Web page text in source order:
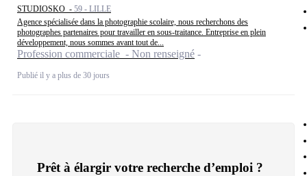
STUDIOSKO - 59 - LILLE
Agence spécialisée dans la photographie scolaire, nous recherchons des
photographes partenaires pour travailler en sous-traitance. Entreprise en plein
développement, nous sommes avant tout de...
Profession commerciale - Non renseigné
Publié il y a plus de 30 jours
Prêt à élargir votre recherche d’emploi ?